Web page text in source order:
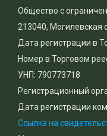
Постоянно заказываю
огромное за грамотную
прекрасные растения,
Хорошее
Общество с
213040, Могилевская
Дата регистрации в
Номер в Торговом
УНП: 790773718
Регистрационный
Дата регистрации
Ссылка на